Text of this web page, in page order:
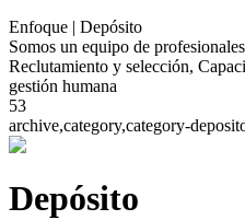
Enfoque | Depósito
Somos un equipo de
Reclutamiento y selección,
gestión humana
53
archive,category,category-
Depósito